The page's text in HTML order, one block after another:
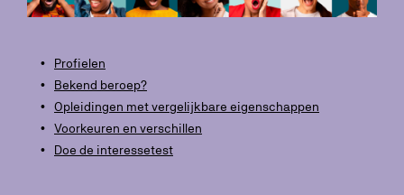
Profielen
Bekend beroep?
Opleidingen met vergelijkbare eigenschappen
Voorkeuren en verschillen
Doe de interessetest